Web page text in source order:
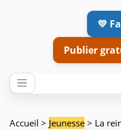
💛
Publier
Accueil > Jeunesse > La